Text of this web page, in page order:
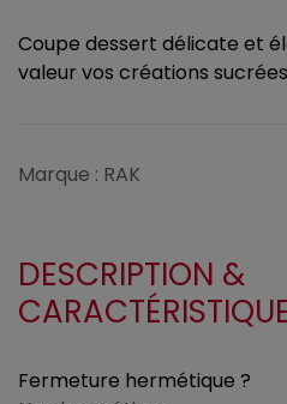
Coupe dessert délicate et
valeur vos créations
Marque : RAK
DESCRIPTION &
Fermeture hermétique ?